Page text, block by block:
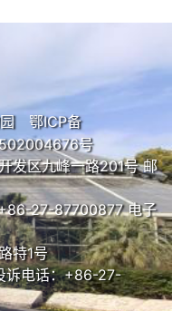
园 鄂ICP备
号
发区九峰一路201号 邮
27-87700877 电子
特1号
电话：+86-27-